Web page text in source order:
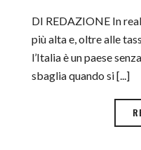
DI REDAZIONE In
più alta e, oltre alle
l’Italia è un paese
sbaglia quando si [...]